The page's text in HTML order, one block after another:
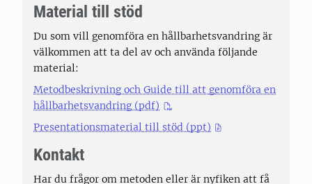
Material till stöd
Du som vill genomföra en hållbarhetsvandring är
välkommen att ta del av och använda följande
material:
Metodbeskrivning och Guide till att genomföra en
hållbarhetsvandring (pdf)
Presentationsmaterial till stöd (ppt)
Kontakt
Har du frågor om metoden eller är nyfiken att få